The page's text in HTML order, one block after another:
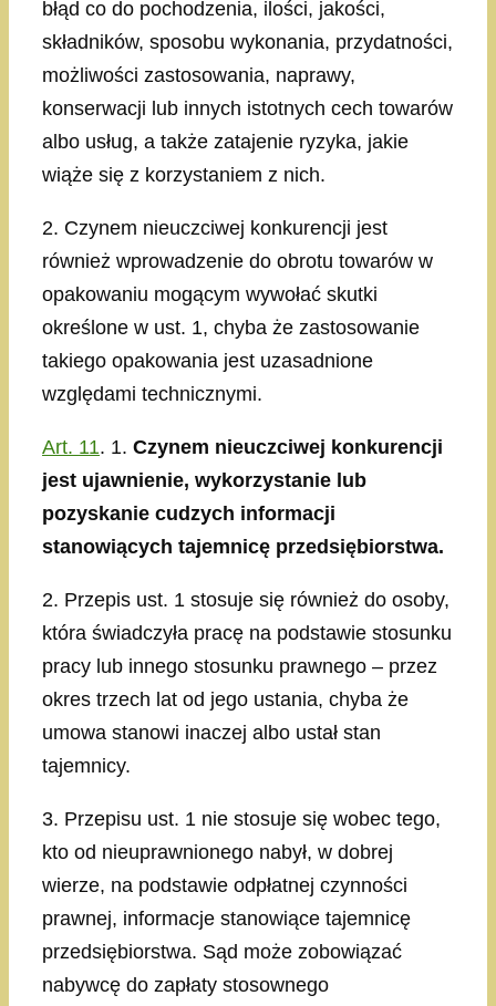
błąd co do pochodzenia, ilości, jakości,
składników, sposobu wykonania, przydatności,
możliwości zastosowania, naprawy,
konserwacji lub innych istotnych cech towarów
albo usług, a także zatajenie ryzyka, jakie
wiąże się z korzystaniem z nich.
2. Czynem nieuczciwej konkurencji jest
również wprowadzenie do obrotu towarów w
opakowaniu mogącym wywołać skutki
określone w ust. 1, chyba że zastosowanie
takiego opakowania jest uzasadnione
względami technicznymi.
Art. 11. 1. Czynem nieuczciwej konkurencji
jest ujawnienie, wykorzystanie lub
pozyskanie cudzych informacji
stanowiących tajemnicę przedsiębiorstwa.
2. Przepis ust. 1 stosuje się również do osoby,
która świadczyła pracę na podstawie stosunku
pracy lub innego stosunku prawnego – przez
okres trzech lat od jego ustania, chyba że
umowa stanowi inaczej albo ustał stan
tajemnicy.
3. Przepisu ust. 1 nie stosuje się wobec tego,
kto od nieuprawnionego nabył, w dobrej
wierze, na podstawie odpłatnej czynności
prawnej, informacje stanowiące tajemnicę
przedsiębiorstwa. Sąd może zobowiązać
nabywcę do zapłaty stosownego